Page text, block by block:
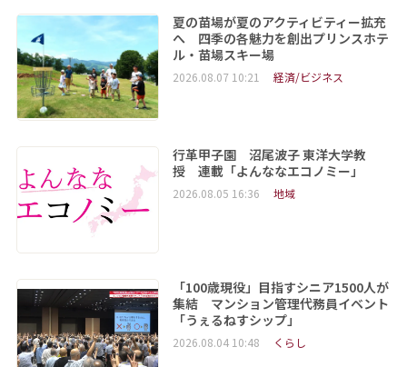
夏の苗場が夏のアクティビティー拡充
へ 四季の各魅力を創出プリンスホテ
ル・苗場スキー場
2026.08.07 10:21 経済/ビジネス
行革甲子園 沼尾波子 東洋大学教
授 連載「よんななエコノミー」
2026.08.05 16:36 地域
「100歳現役」目指すシニア1500人が
集結 マンション管理代務員イベント
「うぇるねすシップ」
2026.08.04 10:48 くらし